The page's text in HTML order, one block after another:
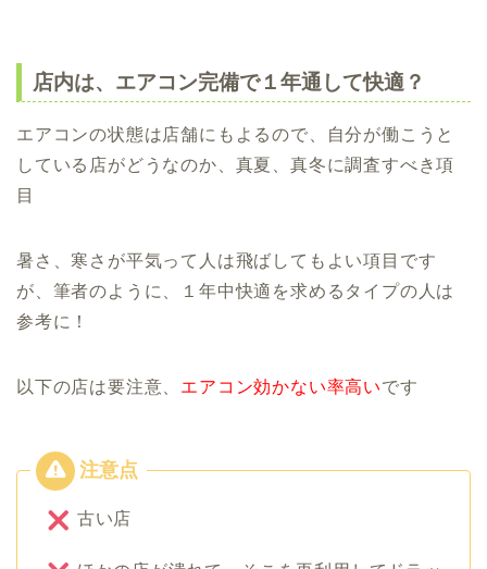
店内は、エアコン完備で１年通して快適？
エアコンの状態は店舗にもよるので、自分が働こうと
している店がどうなのか、真夏、真冬に調査すべき項
目
暑さ、寒さが平気って人は飛ばしてもよい項目です
が、筆者のように、１年中快適を求めるタイプの人は
参考に！
以下の店は要注意、 エアコン効かない率高いです
古い店